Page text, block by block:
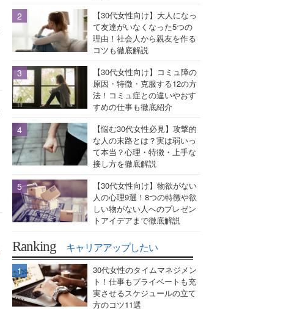
【30代女性向け】大人になっ
て友達がいなくなった5つの
理由！社会人から親友を作る
コツも徹底解説
【30代女性向け】コミュ障の
原因・特徴・克服する12の方
法！コミュ症との違いやおす
すめの仕事も徹底紹介
【悩む30代女性必見】攻撃的
な人の末路とは？実は弱いっ
て本当？心理・特徴・上手な
接し方を徹底解説
【30代女性向け】物欲がない
人の心理9選！8つの特徴や欲
しい物がない人へのプレゼン
トアイデアまで徹底解説
Ranking キャリアアップしたい
30代女性のタイムマネジメン
ト！仕事もプライベートも充
実させるスケジュールの立て
方のコツ11選